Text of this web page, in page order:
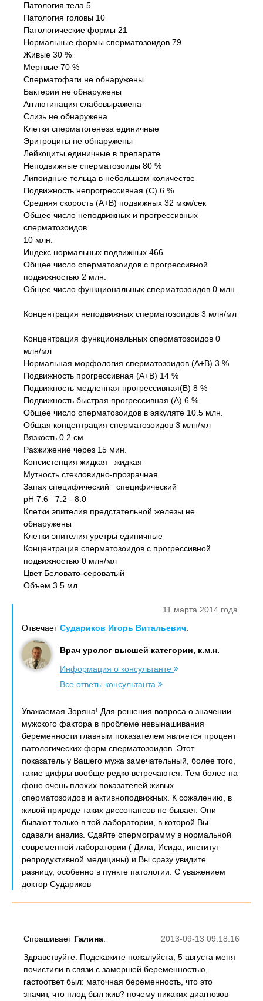
Патология тела 5
Патология головы 10
Патологические формы 21
Нормальные формы сперматозоидов 79
Живые 30 %
Мертвые 70 %
Сперматофаги не обнаружены
Бактерии не обнаружены
Агглютинация слабовыражена
Слизь не обнаружена
Клетки сперматогенеза единичные
Эритроциты не обнаружены
Лейкоциты единичные в препарате
Неподвижные сперматозоиды 80 %
Липоидные тельца в небольшом количестве
Подвижность непрогрессивная (С) 6 %
Средняя скорость (А+В) подвижных 32 мкм/сек
Общее число неподвижных и прогрессивных
сперматозоидов
10 млн.
Индекс нормальных подвижных 466
Общее число сперматозоидов с прогрессивной
подвижностью 2 млн.
Общее число функциональных сперматозоидов 0 млн.
Концентрация неподвижных сперматозоидов 3 млн/мл
Концентрация функциональных сперматозоидов 0
млн/мл
Нормальная морфология сперматозоидов (А+В) 3 %
Подвижность прогрессивная (А+В) 14 %
Подвижность медленная прогрессивная(В) 8 %
Подвижность быстрая прогрессивная (А) 6 %
Общее число сперматозоидов в эякуляте 10.5 млн.
Общая концентрация сперматозоидов 3 млн/мл
Вязкость 0.2 см
Разжижение через 15 мин.
Консистенция жидкая жидкая
Мутность стекловидно-прозрачная
Запах специфический специфический
рН 7.6 7.2 - 8.0
Клетки эпителия предстательной железы не
обнаружены
Клетки эпителия уретры единичные
Концентрация сперматозоидов с прогрессивной
подвижностью 0 млн/мл
Цвет Беловато-сероватый
Объем 3.5 мл
11 марта 2014 года
ОтвечаетСудариков Игорь Витальевич:
Врач уролог высшей категории, к.м.н.
Информация о консультанте
Все ответы консультанта
Уважаемая Зоряна! Для решения вопроса о значении
мужского фактора в проблеме невынашивания
беременности главным показателем является процент
патологических форм сперматозоидов. Этот
показатель у Вашего мужа замечательный, более того,
такие цифры вообще редко встречаются. Тем более на
фоне очень плохих показателей живых
сперматозоидов и активноподвижных. К сожалению, в
живой природе таких диссонансов не бывает. Они
бывают только в той лаборатории, в которой Вы
сдавали анализ. Сдайте спермограмму в нормальной
современной лаборатории ( Дила, Исида, институт
репродуктивной медицины) и Вы сразу увидите
разницу, особенно в пункте патологии. С уважением
доктор Судариков
2013-09-13 09:18:16
Спрашивает Галина:
Здравствуйте. Подскажите пожалуйста, 5 августа меня
почистили в связи с замершей беременностью,
гастоответ был: маточная беременность, что это
значит, что плод был жив? почему никаких диагнозов